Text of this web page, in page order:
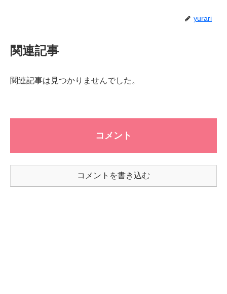
yurari
関連記事
関連記事は見つかりませんでした。
コメント
コメントを書き込む